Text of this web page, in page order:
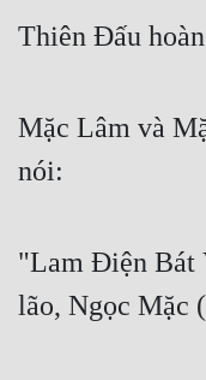
Truyện Dịch
Truyện Nhập Môn
Xa Lộ Dịch
Thiên Đấu
Mặc Lâm và
nói:
"Lam Điện Bát
lão, Ngọc Mặc